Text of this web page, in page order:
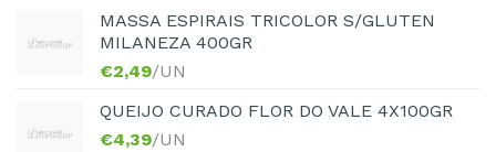
MASSA ESPIRAIS TRICOLOR S/GLUTEN
MILANEZA 400GR
€2,49/UN
QUEIJO CURADO FLOR DO VALE 4X100GR
€4,39/UN